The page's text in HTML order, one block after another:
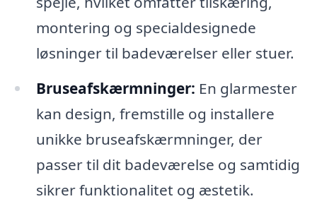
montering og specialdesignede
løsninger til badeværelser eller stuer.
Bruseafskærmninger: En glarmester
kan design, fremstille og installere
unikke bruseafskærmninger, der
passer til dit badeværelse og samtidig
sikrer funktionalitet og æstetik.